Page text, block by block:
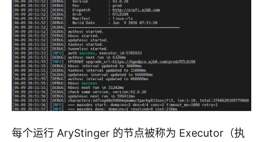
每个运行 AryStinger 的节点被称为 Executor（执